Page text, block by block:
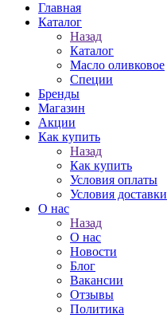
Главная
Каталог
Назад
Каталог
Масло оливковое
Специи
Бренды
Магазин
Акции
Как купить
Назад
Как купить
Условия оплаты
Условия доставки
О нас
Назад
О нас
Новости
Блог
Вакансии
Отзывы
Политика